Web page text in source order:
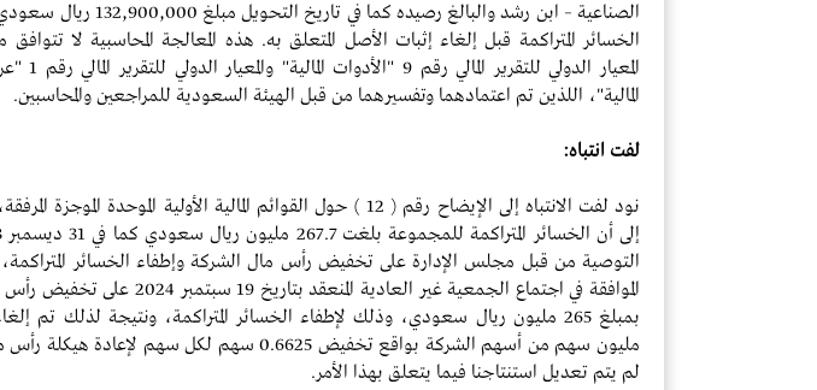
الصناعية – ابن رشد والبالغ رصيده كما في
الخسائر المتراكمة قبل إلغاء إثبات الأصل المتعلق به. هذه المعالجة المحاسبية لا
المعيار الدولي
المالية"، اللذين تم اعتمادهما وتفسيرهما من قبل الهيئة السعودية للمراجعين والمحاسبين.
لفت انتباه:
نود لفت الانتباه إلى الإيضاح رقم ( 12 ) حول القوائم المالية الأولية الموحدة
التوصية من قبل مجلس الإدارة على تخفيض رأس مال الشركة وإطفاء الخسائر
الموافقة في اجتماع الجمعية غير العادية المنعقد بتاريخ
مليون سهم من أسهم الشركة بواقع تخفيض 0.6625 سهم لكل سهم لإعادة
لم يتم تعديل استنتاجنا فيما يتعلق بهذا الأمر.